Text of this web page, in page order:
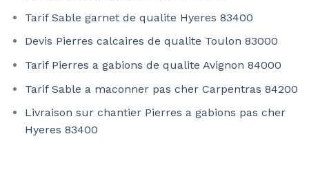
Tarif Sable garnet de qualite Hyeres 83400
Devis Pierres calcaires de qualite Toulon 83000
Tarif Pierres a gabions de qualite Avignon 84000
Tarif Sable a maconner pas cher Carpentras 84200
Livraison sur chantier Pierres a gabions pas cher
Hyeres 83400